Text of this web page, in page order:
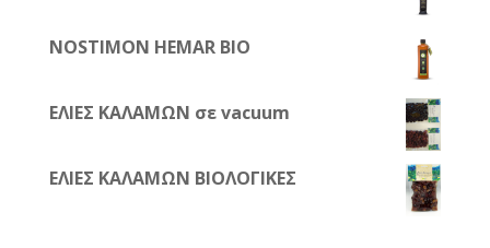
NOSTIMON HEMAR BIO
ΕΛΙΕΣ ΚΑΛΑΜΩΝ σε vacuum
ΕΛΙΕΣ ΚΑΛΑΜΩΝ ΒΙΟΛΟΓΙΚΕΣ